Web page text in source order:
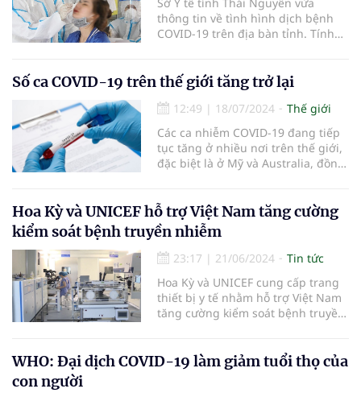
thông tin về tình hình dịch bệnh
COVID-19 trên địa bàn tỉnh. Tính
Số ca COVID-19 trên thế giới tăng trở lại
12:49 | 18/07/2024
Thế giới
Các ca nhiễm COVID-19 đang tiếp
tục tăng ở nhiều nơi trên thế giới,
đặc biệt là ở Mỹ và Australia, đồng
Hoa Kỳ và UNICEF hỗ trợ Việt Nam tăng cường
kiểm soát bệnh truyền nhiễm
23:17 | 21/06/2024
Tin tức
Hoa Kỳ và UNICEF cung cấp trang
thiết bị y tế nhằm hỗ trợ Việt Nam
tăng cường kiểm soát bệnh truyền
WHO: Đại dịch COVID-19 làm giảm tuổi thọ của
con người